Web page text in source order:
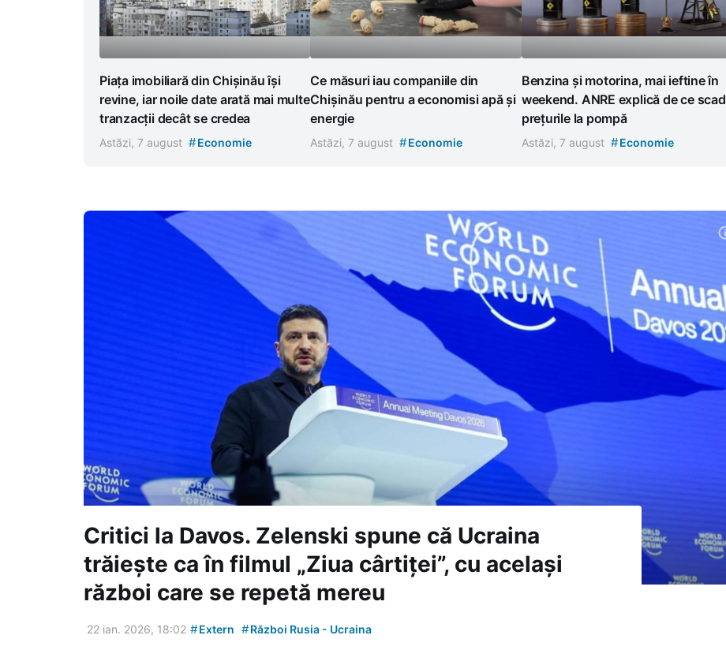
Piața imobiliară din Chișinău își
revine, iar noile date arată mai multe
tranzacții decât se credea
Astăzi, 7 august #Economie
Ce măsuri iau companiile din
Chișinău pentru a economisi apă și
energie
Astăzi, 7 august #Economie
Benzina și motorina, mai ieftine în
weekend. ANRE explică de ce scad
prețurile la pompă
Astăzi, 7 august #Economie
Critici la Davos. Zelenski spune că Ucraina
trăiește ca în filmul „Ziua cârtiței”, cu același
război care se repetă mereu
22 ian. 2026, 18:02 #Extern #Război Rusia - Ucraina